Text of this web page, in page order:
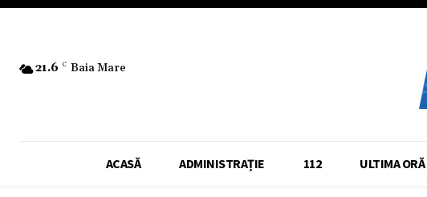
21.6 C Baia Mare
ACASĂ ADMINISTRAȚIE 112 ULTIMA ORĂ